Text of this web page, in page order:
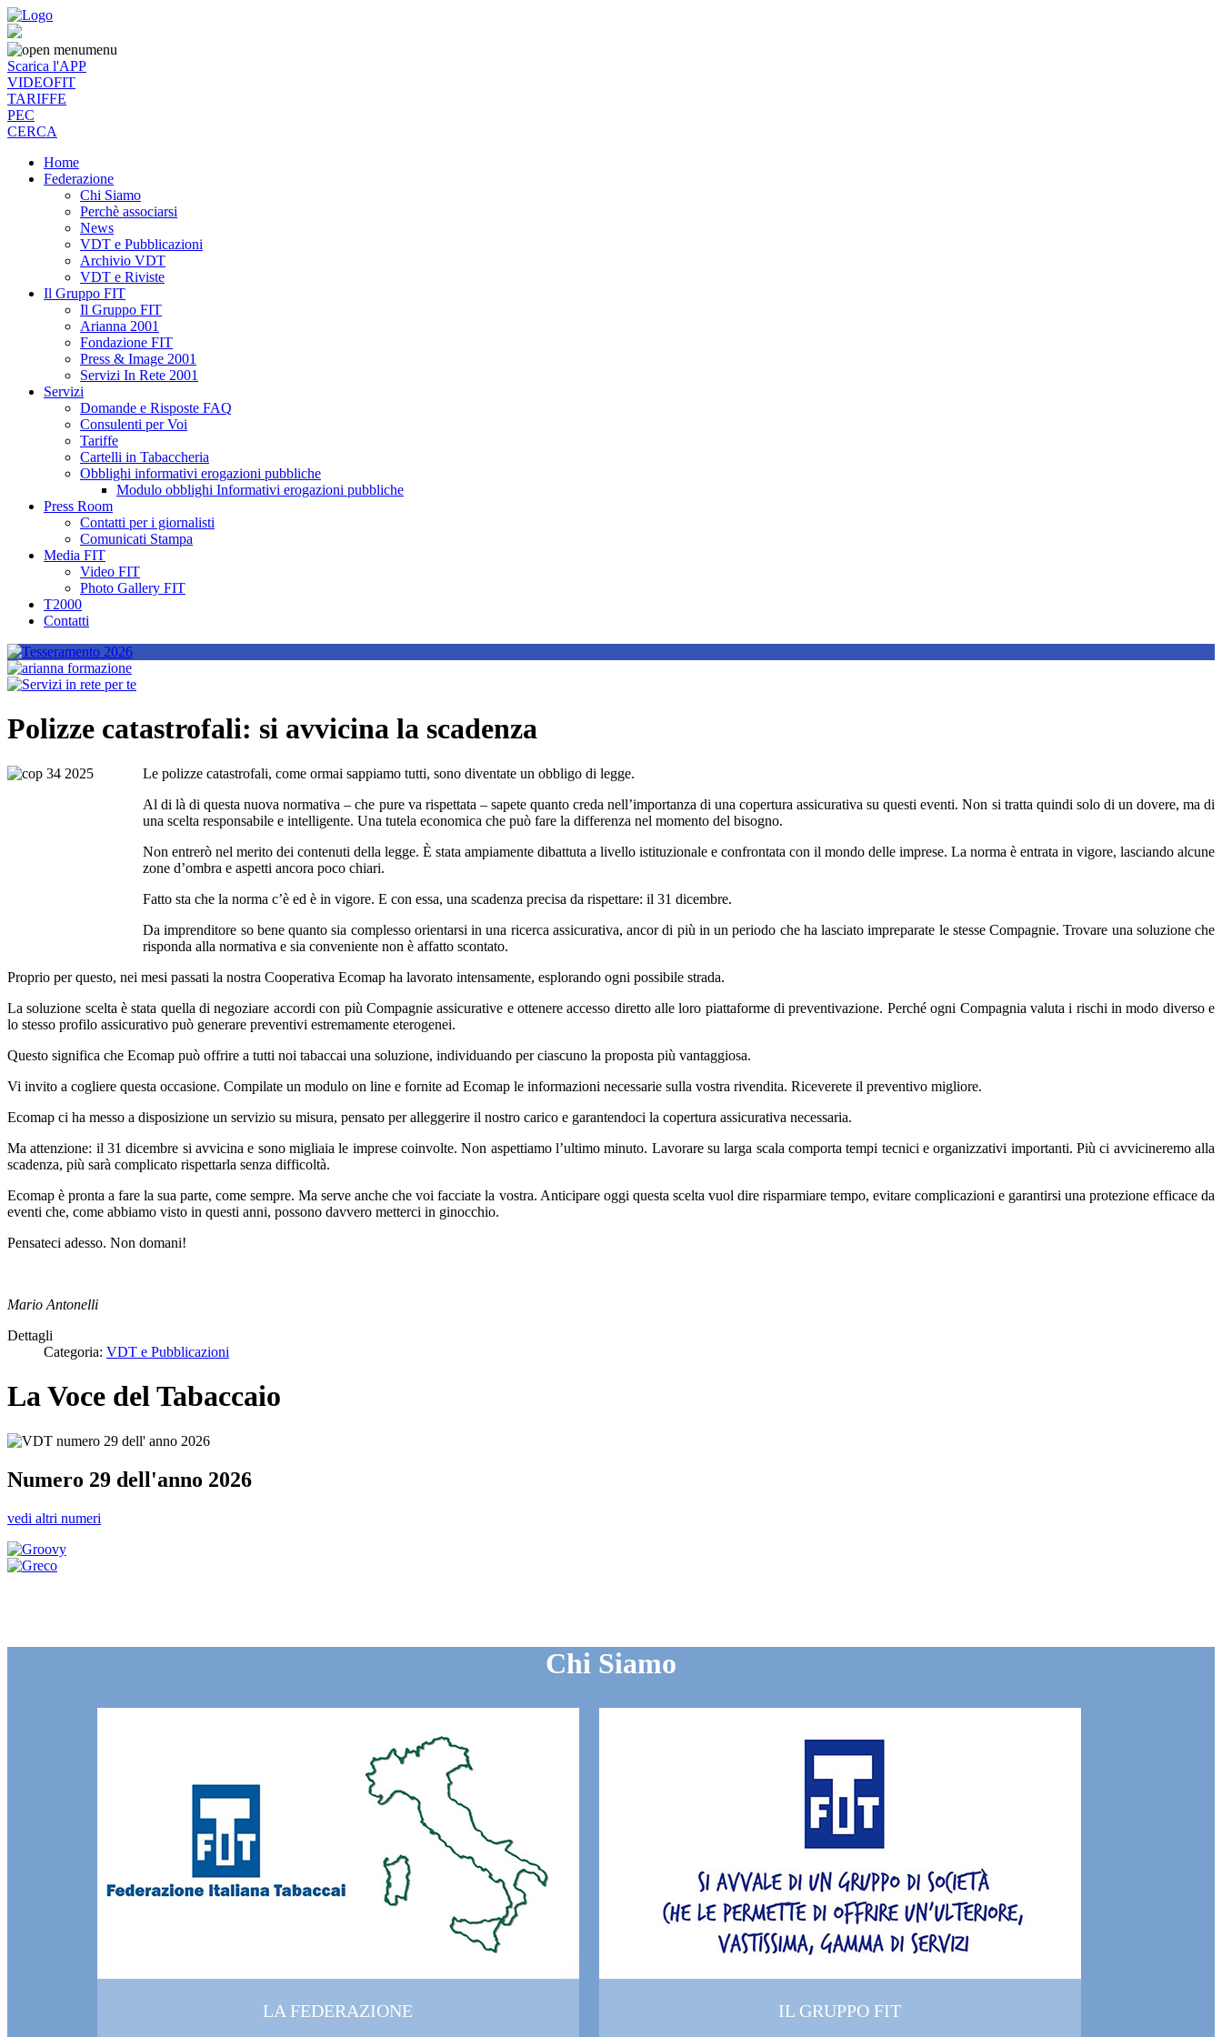
menu
Scarica l'APP
VIDEOFIT
TARIFFE
PEC
CERCA
Home
Federazione
Chi Siamo
Perchè associarsi
News
VDT e Pubblicazioni
Archivio VDT
VDT e Riviste
Il Gruppo FIT
Il Gruppo FIT
Arianna 2001
Fondazione FIT
Press & Image 2001
Servizi In Rete 2001
Servizi
Domande e Risposte FAQ
Consulenti per Voi
Tariffe
Cartelli in Tabaccheria
Obblighi informativi erogazioni pubbliche
Modulo obblighi Informativi erogazioni pubbliche
Press Room
Contatti per i giornalisti
Comunicati Stampa
Media FIT
Video FIT
Photo Gallery FIT
T2000
Contatti
Polizze catastrofali: si avvicina la scadenza
Le polizze catastrofali, come ormai sappiamo tutti, sono diventate un obbligo di legge.
Al di là di questa nuova normativa – che pure va rispettata – sapete quanto creda nell’importanza di una copertura assicurativa su questi eventi. Non si tratta quindi solo di un dovere, ma di
una scelta responsabile e intelligente. Una tutela economica che può fare la differenza nel momento del bisogno.
Non entrerò nel merito dei contenuti della legge. È stata ampiamente dibattuta a livello istituzionale e confrontata con il mondo delle imprese. La norma è entrata in vigore, lasciando alcune
zone d’ombra e aspetti ancora poco chiari.
Fatto sta che la norma c’è ed è in vigore. E con essa, una scadenza precisa da rispettare: il 31 dicembre.
Da imprenditore so bene quanto sia complesso orientarsi in una ricerca assicurativa, ancor di più in un periodo che ha lasciato impreparate le stesse Compagnie. Trovare una soluzione che
risponda alla normativa e sia conveniente non è affatto scontato.
Proprio per questo, nei mesi passati la nostra Cooperativa Ecomap ha lavorato intensamente, esplorando ogni possibile strada.
La soluzione scelta è stata quella di negoziare accordi con più Compagnie assicurative e ottenere accesso diretto alle loro piattaforme di preventivazione. Perché ogni Compagnia valuta i rischi in modo diverso e
lo stesso profilo assicurativo può generare preventivi estremamente eterogenei.
Questo significa che Ecomap può offrire a tutti noi tabaccai una soluzione, individuando per ciascuno la proposta più vantaggiosa.
Vi invito a cogliere questa occasione. Compilate un modulo on line e fornite ad Ecomap le informazioni necessarie sulla vostra rivendita. Riceverete il preventivo migliore.
Ecomap ci ha messo a disposizione un servizio su misura, pensato per alleggerire il nostro carico e garantendoci la copertura assicurativa necessaria.
Ma attenzione: il 31 dicembre si avvicina e sono migliaia le imprese coinvolte. Non aspettiamo l’ultimo minuto. Lavorare su larga scala comporta tempi tecnici e organizzativi importanti. Più ci avvicineremo alla
scadenza, più sarà complicato rispettarla senza difficoltà.
Ecomap è pronta a fare la sua parte, come sempre. Ma serve anche che voi facciate la vostra. Anticipare oggi questa scelta vuol dire risparmiare tempo, evitare complicazioni e garantirsi una protezione efficace da
eventi che, come abbiamo visto in questi anni, possono davvero metterci in ginocchio.
Pensateci adesso. Non domani!
Mario Antonelli
Dettagli
Categoria: VDT e Pubblicazioni
La Voce del Tabaccaio
Numero 29 dell'anno 2026
vedi altri numeri
Chi Siamo
LA FEDERAZIONE IL GRUPPO FIT